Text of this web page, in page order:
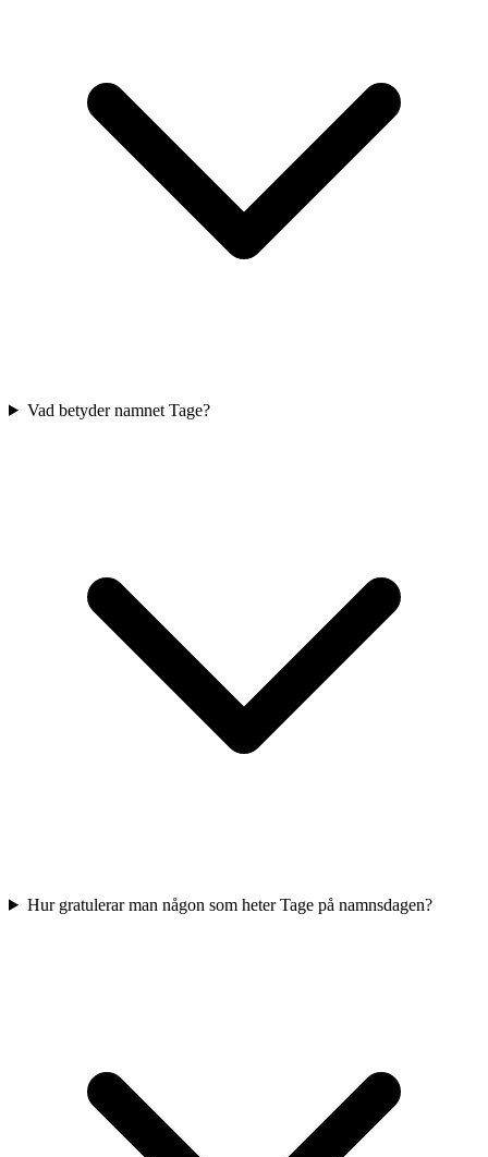
Vad betyder namnet Tage?
Hur gratulerar man någon som heter Tage på namnsdagen?